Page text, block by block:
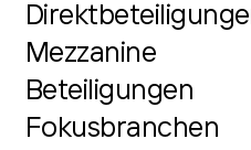
Mezzanine
Beteiligungen
Fokusbranchen